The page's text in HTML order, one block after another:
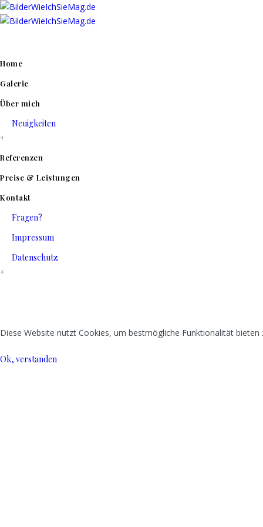
Home
Galerie
Über mich
Neuigkeiten
+
Referenzen
Preise & Leistungen
Kontakt
Fragen?
Impressum
Datenschutz
+
Diese Website nutzt Cookies, um bestmögliche Funktionalität
Ok, verstanden